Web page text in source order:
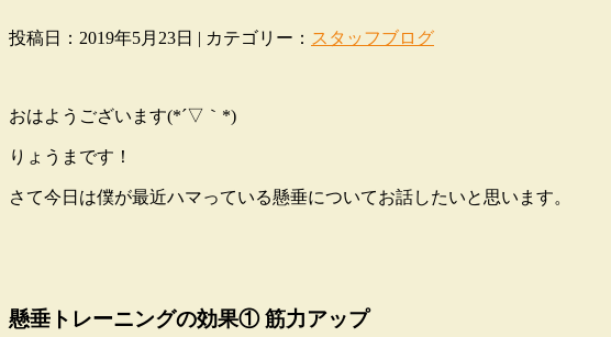
投稿日：2019年5月23日 | カテゴリー： スタッフブログ
おはようございます(*´▽｀*)
りょうまです！
さて今日は僕が最近ハマっている懸垂についてお話したいと思います。
懸垂トレーニングの効果① 筋力アップ